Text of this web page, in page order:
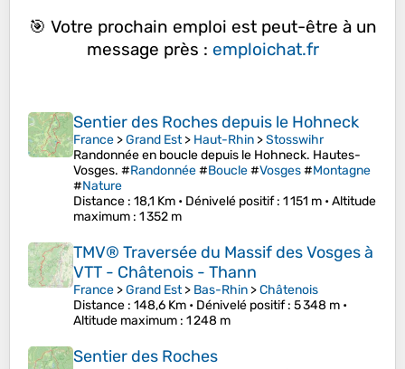
🎯 Votre prochain emploi est peut-être à un
message près : emploichat.fr
Sentier des Roches depuis le Hohneck
France >Grand Est> Haut-Rhin >Stosswihr
Randonnée en boucle depuis le Hohneck. Hautes-
Vosges. #Randonnée#Boucle#Vosges#Montagne
#Nature
Distance : 18,1 Km • Dénivelé positif: 1 151 m •Altitude
maximum : 1 352 m
TMV® Traversée du Massif des Vosges à
VTT - Châtenois - Thann
France >Grand Est> Bas-Rhin >Châtenois
Distance : 148,6 Km • Dénivelé positif: 5 348 m •
Altitude maximum : 1 248 m
Sentier des Roches